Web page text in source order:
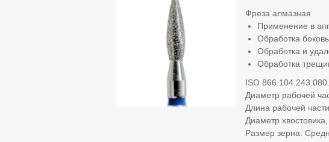
Фреза алмазная
Применение в
Обработка
Обработка и
Обработка
ISO
Диаметр рабочей
Длина рабочей
Диаметр
Размер зерна: